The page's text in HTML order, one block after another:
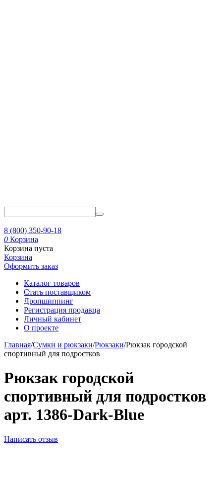
8 (800) 350-90-18
0 Корзина
Корзина пуста
Корзина
Оформить заказ
Каталог товаров
Стать поставщиком
Дропшиппинг
Регистрация продавца
Личный кабинет
О проекте
Главная/Сумки и рюкзаки/Рюкзаки/Рюкзак городской
спортивный для подростков
Рюкзак городской
спортивный для подростков
арт. 1386-Dark-Blue
Написать отзыв